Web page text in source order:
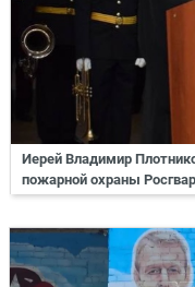
Иерей Владимир
пожарной охраны